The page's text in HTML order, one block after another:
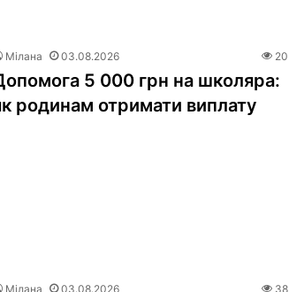
Мілана 03.08.2026 20
5 000 грн на школяра:
родинам отримати виплату
Мілана 03.08.2026 38